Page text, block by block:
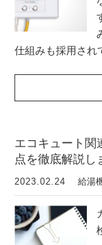
仕組みも採用され
エコキュート関
点を徹底解説し
2023.02.24 給湯